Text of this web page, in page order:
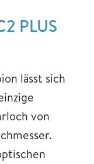
PLUS
lässt sich
von